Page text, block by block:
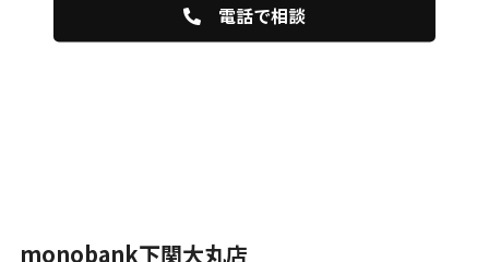
monobank下関大丸店
電話で相談